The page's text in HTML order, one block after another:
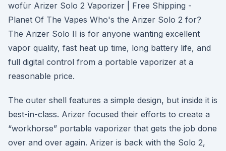
wofür Arizer Solo 2 Vaporizer | Free Shipping -
Planet Of The Vapes Who's the Arizer Solo 2 for?
The Arizer Solo II is for anyone wanting excellent
vapor quality, fast heat up time, long battery life, and
full digital control from a portable vaporizer at a
reasonable price.
The outer shell features a simple design, but inside it is
best-in-class. Arizer focused their efforts to create a
“workhorse” portable vaporizer that gets the job done
over and over again. Arizer is back with the Solo 2,